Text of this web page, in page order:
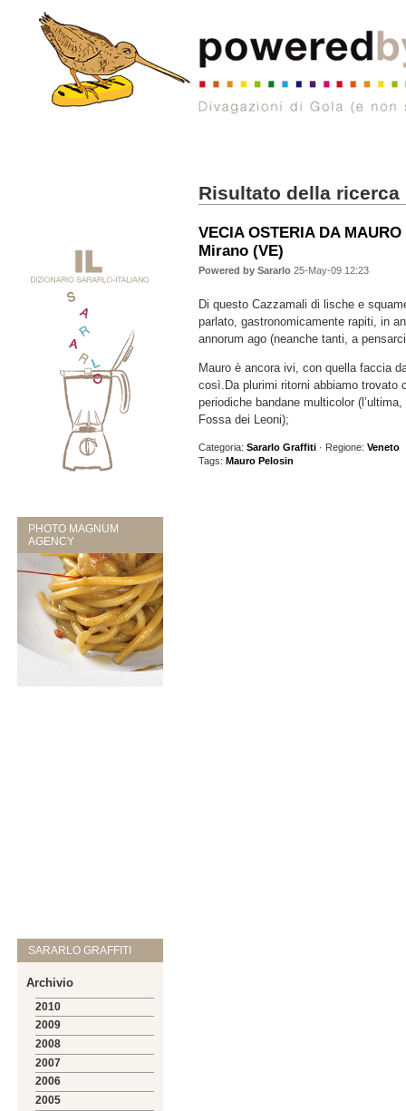
PHOTO MAGNUM
AGENCY
SARARLO GRAFFITI
Archivio
2010
2009
2008
2007
2006
2005
Risultato della ricerca
VECIA OSTERIA DA
Mirano (VE)
Powered by Sararlo 25-May-09 12:23
Di questo Cazzamali di lische e
parlato, gastronomicamente rapiti, in
annorum ago (neanche tanti, a
Mauro è ancora ivi, con quella faccia
così.Da plurimi ritorni abbiamo trovato
periodiche bandane multicolor
Fossa dei Leoni);
Categoria:Sararlo Graffiti · Regione:Veneto
Tags:Mauro Pelosin